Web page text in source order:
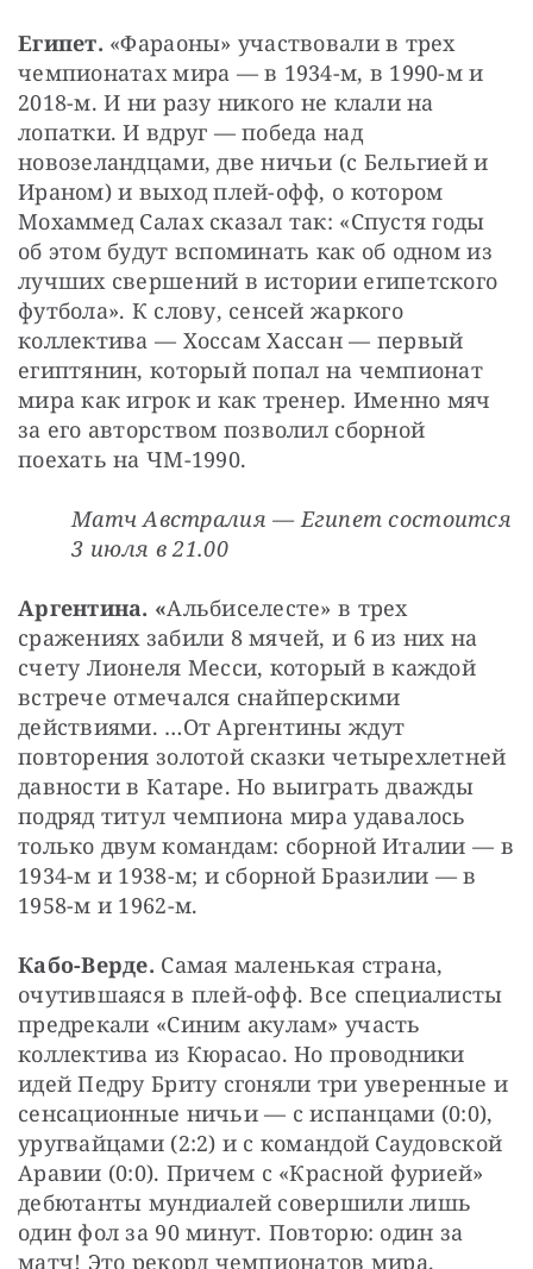
Египет. «Фараоны» участвовали в трех
чемпионатах мира — в 1934-м, в 1990-м и
2018-м. И ни разу никого не клали на
лопатки. И вдруг — победа над
новозеландцами, две ничьи (с Бельгией и
Ираном) и выход плей-офф, о котором
Мохаммед Салах сказал так: «Спустя годы
об этом будут вспоминать как об одном из
лучших свершений в истории египетского
футбола». К слову, сенсей жаркого
коллектива — Хоссам Хассан — первый
египтянин, который попал на чемпионат
мира как игрок и как тренер. Именно мяч
за его авторством позволил сборной
поехать на ЧМ-1990.
Матч Австралия — Египет состоится
3 июля в 21.00
Аргентина. «Альбиселесте» в трех
сражениях забили 8 мячей, и 6 из них на
счету Лионеля Месси, который в каждой
встрече отмечался снайперскими
действиями. …От Аргентины ждут
повторения золотой сказки четырехлетней
давности в Катаре. Но выиграть дважды
подряд титул чемпиона мира удавалось
только двум командам: сборной Италии — в
1934-м и 1938-м; и сборной Бразилии — в
1958-м и 1962-м.
Кабо-Верде. Самая маленькая страна,
очутившаяся в плей-офф. Все специалисты
предрекали «Синим акулам» участь
коллектива из Кюрасао. Но проводники
идей Педру Бриту сгоняли три уверенные и
сенсационные ничьи — с испанцами (0:0),
уругвайцами (2:2) и с командой Саудовской
Аравии (0:0). Причем с «Красной фурией»
дебютанты мундиалей совершили лишь
один фол за 90 минут. Повторю: один за
матч! Это рекорд чемпионатов мира.